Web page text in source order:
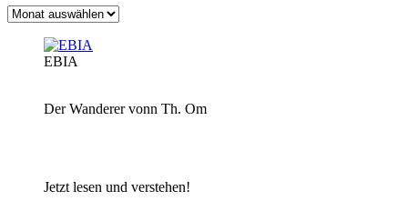
Archiv
EBIA
Der Wanderer vonn Th. Om
Jetzt lesen und verstehen!